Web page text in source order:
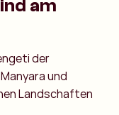
am
der
und
Landschaften